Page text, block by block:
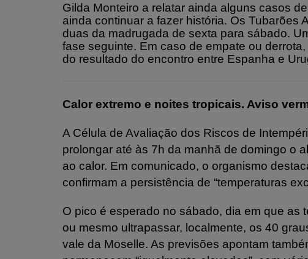
Gilda Monteiro a relatar ainda alguns casos
ainda continuar a fazer história. Os Tubarões
duas da madrugada de sexta para sábado.
fase seguinte. Em caso de empate ou
do resultado do encontro entre Espanha e
Calor extremo e noites tropicais. Aviso
A Célula de Avaliação dos Riscos de
prolongar até às 7h da manhã de domingo o
ao calor. Em comunicado, o organismo
confirmam a persistência de “temperaturas
O pico é esperado no sábado, dia em que as
ou mesmo ultrapassar, localmente, os 40
vale da Moselle. As previsões apontam